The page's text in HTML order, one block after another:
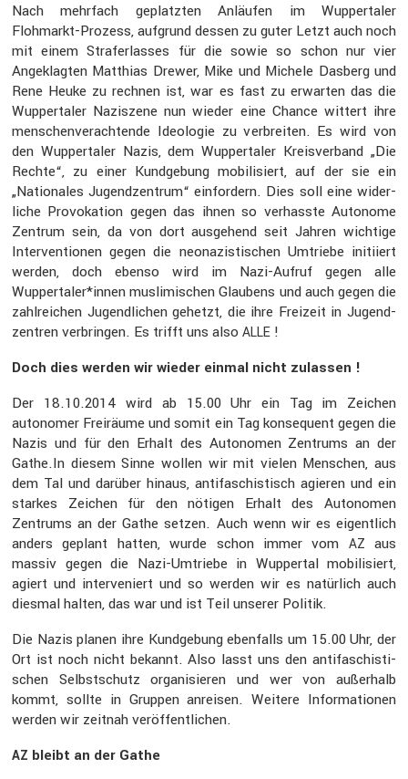
Nach mehrfach geplatzten Anläufen im Wupper­taler
Flohmarkt-Prozess, aufgrund dessen zu guter Letzt auch noch
mit einem Straf­er­lasses für die sowie so schon nur vier
Angeklagten Matthias Drewer, Mike und Michele Dasberg und
Rene Heuke zu rechnen ist, war es fast zu erwarten das die
Wupper­taler Naziszene nun wieder eine Chance wittert ihre
menschen­ver­ach­tende Ideologie zu verbreiten. Es wird von
den Wupper­taler Nazis, dem Wupper­taler Kreis­ver­band „Die
Rechte“, zu einer Kundge­bung mobili­siert, auf der sie ein
„Natio­nales Jugend­zen­trum“ einfor­dern. Dies soll eine wider­
liche Provo­ka­tion gegen das ihnen so verhasste Autonome
Zentrum sein, da von dort ausge­hend seit Jahren wichtige
Inter­ven­tionen gegen die neona­zis­ti­schen Umtriebe initi­iert
werden, doch ebenso wird im Nazi-Aufruf gegen alle
Wuppertaler*innen musli­mi­schen Glaubens und auch gegen die
zahlrei­chen Jugend­li­chen gehetzt, die ihre Freizeit in Jugend­
zen­tren verbringen. Es trifft uns also ALLE !
Doch dies werden wir wieder einmal nicht zulassen !
Der 18.10.2014 wird ab 15.00 Uhr ein Tag im Zeichen
autonomer Freiräume und somit ein Tag konse­quent gegen die
Nazis und für den Erhalt des Autonomen Zentrums an der
Gathe​.In diesem Sinne wollen wir mit vielen Menschen, aus
dem Tal und darüber hinaus, antifa­schis­tisch agieren und ein
starkes Zeichen für den nötigen Erhalt des Autonomen
Zentrums an der Gathe setzen. Auch wenn wir es eigent­lich
anders geplant hatten, wurde schon immer vom AZ aus
massiv gegen die Nazi-Umtriebe in Wuppertal mobili­siert,
agiert und inter­ve­niert und so werden wir es natür­lich auch
diesmal halten, das war und ist Teil unserer Politik.
Die Nazis planen ihre Kundge­bung ebenfalls um 15.00 Uhr, der
Ort ist noch nicht bekannt. Also lasst uns den antifa­schis­ti­
schen Selbst­schutz organi­sieren und wer von außer­halb
kommt, sollte in Gruppen anreisen. Weitere Infor­ma­tionen
werden wir zeitnah veröf­fent­li­chen.
AZ bleibt an der Gathe